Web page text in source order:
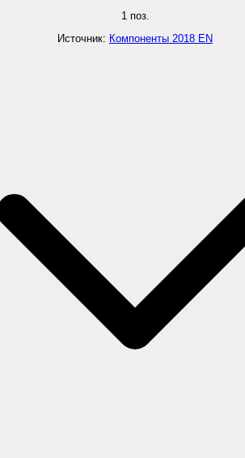
1 поз.
Источник: Компоненты 2018 EN